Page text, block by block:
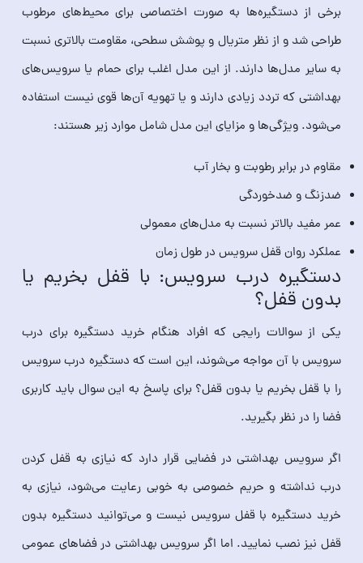
برخی از دستگیره‌ها به صورت اختصاصی برای محیط‌های مرطوب
طراحی شد و از نظر متریال و پوشش سطحی، مقاومت بالاتری نسبت
به سایر مدل‌ها دارند. از این مدل اغلب برای حمام یا سرویس‌های
بهداشتی که تردد زیادی دارند و یا تهویه آن‌ها قوی نیست استفاده
می‌شود. ویژگی‌ها و مزایای این مدل شامل موارد زیر هستند:
مقاوم در برابر رطوبت و بخار آب
ضدزنگ و ضدخوردگی
عمر مفید بالاتر نسبت به مدل‌های معمولی
عملکرد روان قفل سرویس در طول زمان
دستگیره درب سرویس: با قفل بخریم یا
بدون قفل؟
یکی از سوالات رایجی که افراد هنگام خرید دستگیره برای درب
سرویس با آن مواجه می‌شوند، این است که دستگیره درب سرویس
را با قفل بخریم یا بدون قفل؟ برای پاسخ به این سوال باید کاربری
فضا را در نظر بگیرید.
اگر سرویس بهداشتی در فضایی قرار دارد که نیازی به قفل کردن
درب نداشته و حریم خصوصی به خوبی رعایت می‌شود، نیازی به
خرید دستگیره با قفل سرویس نیست و می‌توانید دستگیره بدون
قفل نیز نصب نمایید. اما اگر سرویس بهداشتی در فضاهای عمومی